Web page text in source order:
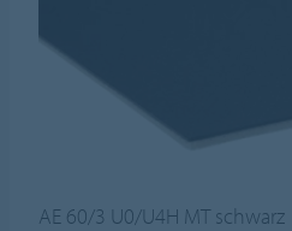
AE 60/3 U0/U4H MT schwarz